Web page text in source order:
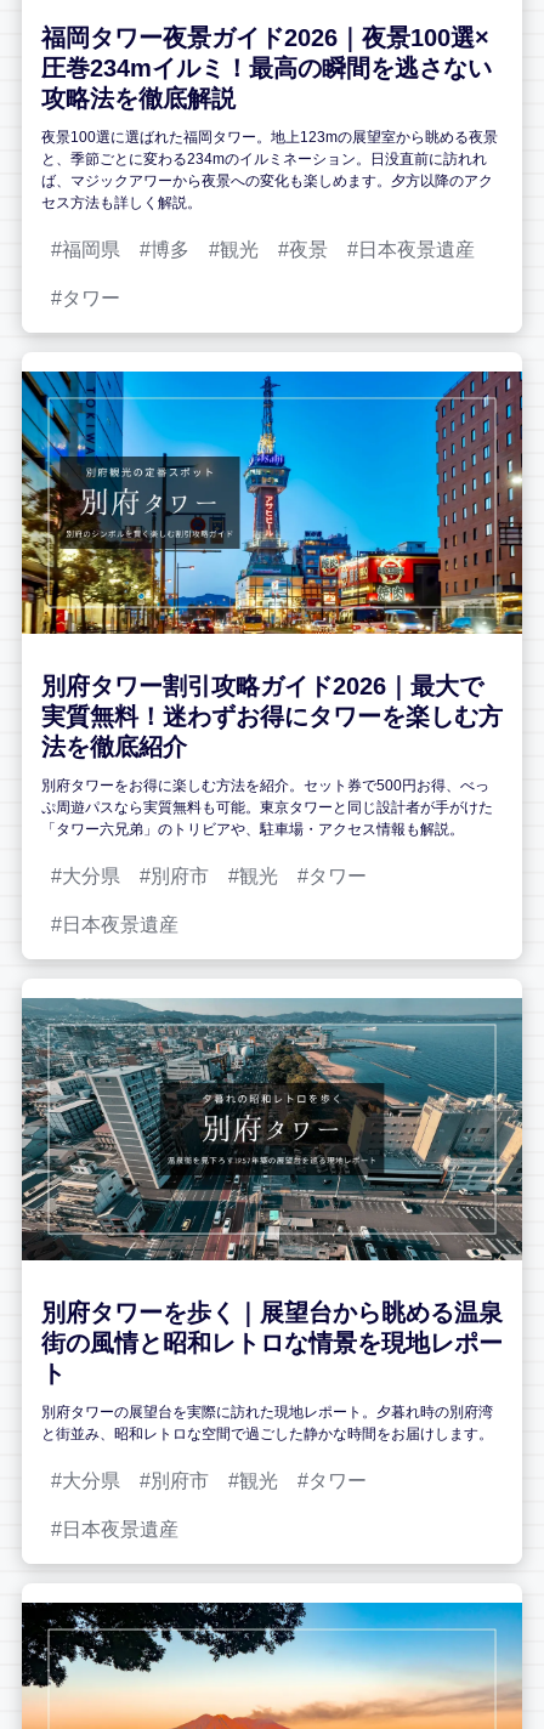
福岡タワー夜景ガイド2026｜夜景100選×
圧巻234mイルミ！最高の瞬間を逃さない
攻略法を徹底解説
夜景100選に選ばれた福岡タワー。地上123mの展望室から眺める夜景
と、季節ごとに変わる234mのイルミネーション。日没直前に訪れれ
ば、マジックアワーから夜景への変化も楽しめます。夕方以降のアク
セス方法も詳しく解説。
福岡県 博多 観光 夜景 日本夜景遺産
タワー
別府タワー割引攻略ガイド2026｜最大で
実質無料！迷わずお得にタワーを楽しむ方
法を徹底紹介
別府タワーをお得に楽しむ方法を紹介。セット券で500円お得、べっ
ぷ周遊パスなら実質無料も可能。東京タワーと同じ設計者が手がけた
「タワー六兄弟」のトリビアや、駐車場・アクセス情報も解説。
大分県 別府市 観光 タワー
日本夜景遺産
別府タワーを歩く｜展望台から眺める温泉
街の風情と昭和レトロな情景を現地レポー
ト
別府タワーの展望台を実際に訪れた現地レポート。夕暮れ時の別府湾
と街並み、昭和レトロな空間で過ごした静かな時間をお届けします。
大分県 別府市 観光 タワー
日本夜景遺産